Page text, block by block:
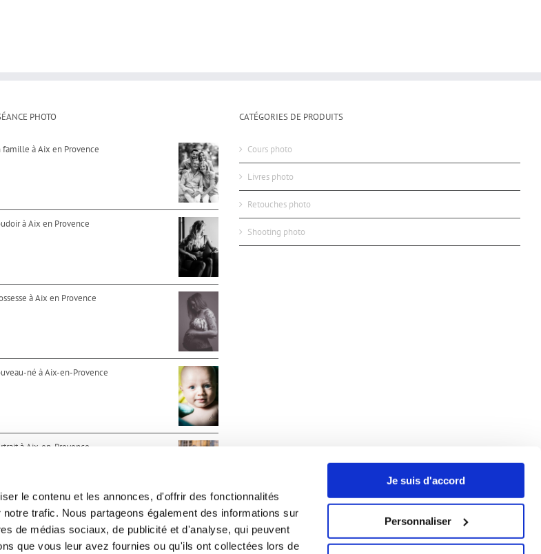
le contenu et les annonces, d'offrir des fonctionnalités
trafic. Nous partageons également des informations sur
de médias sociaux, de publicité et d'analyse, qui peuvent
que vous leur avez fournies ou qu'ils ont collectées lors de
Je suis d'accord
Personnaliser
PHOTO
famille à Aix en Provence
à Aix en Provence
à Aix en Provence
né à Aix-en-Provence
à Aix-en-Provence
CATÉGORIES DE PRODUITS
Cours photo
Livres photo
Retouches photo
Shooting photo